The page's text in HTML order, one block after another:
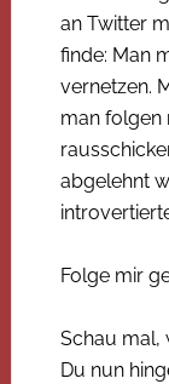
an Twitter
finde: Man
vernetzen.
man folgen
abgelehnt
Folge mir
Schau mal,
Du nun